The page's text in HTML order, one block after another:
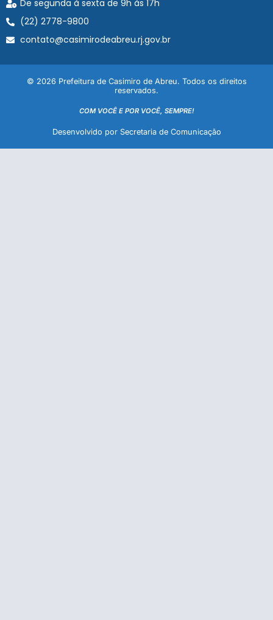
De segunda à sexta de 9h às 17h
(22) 2778-9800
contato@casimirodeabreu.rj.gov.br
© 2026 Prefeitura de Casimiro de Abreu. Todos os direitos
reservados.
COM VOCÊ E POR VOCÊ, SEMPRE!
Desenvolvido por Secretaria de Comunicação